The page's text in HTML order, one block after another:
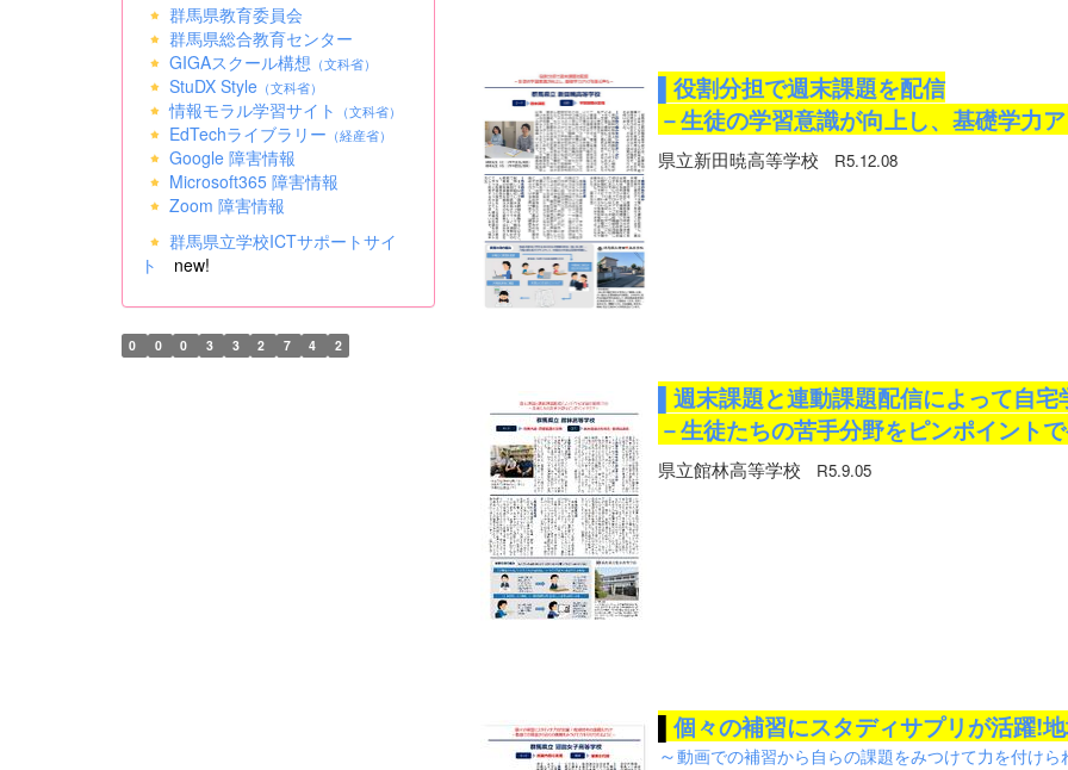
▌役割分担で週末課題を配信
－生徒の学習意識が向上し、基礎学力
県立新田暁高等学校 R5.12.08
▌週末課題と連動課題配信によって自宅
－生徒たちの苦手分野をピンポイント
県立館林高等学校 R5.9.05
▌ 個々の補習にスタディサプリが活躍!
～動画での補習から自らの課題をみつけて力を付けら
群馬県教育委員会
群馬県総合教育センター
GIGAスクール構想 （文科省）
StuDX Style （文科省）
情報モラル学習サイト （文科省）
EdTechライブラリー （経産省）
Google 障害情報
Microsoft365 障害情報
Zoom 障害情報
群馬県立学校ICTサポートサイ
ト
new!
0 0 0 3 3 2 7 4 2